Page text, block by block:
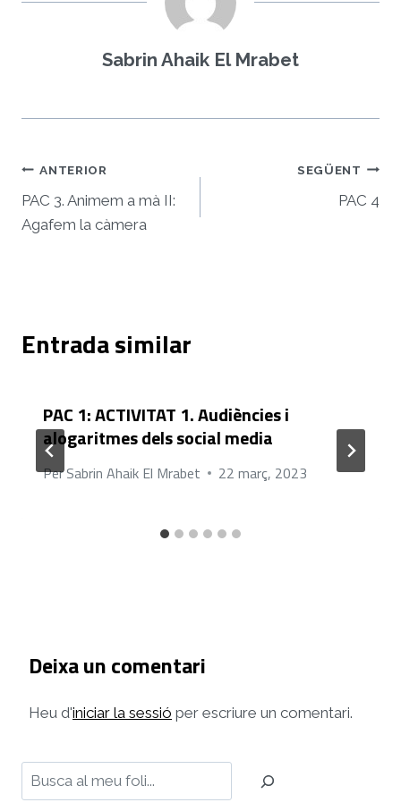
Sabrin Ahaik El Mrabet
Navegació
d'entrades
ANTERIOR
PAC 3. Animem a mà II:
Agafem la càmera
SEGÜENT
PAC 4
Entrada similar
PAC 1: ACTIVITAT 1. Audiències i
alogaritmes dels social media
PerSabrin Ahaik El Mrabet 22 març, 2023
Deixa un comentari
Heu d'iniciar la sessió per escriure un comentari.
Cerca